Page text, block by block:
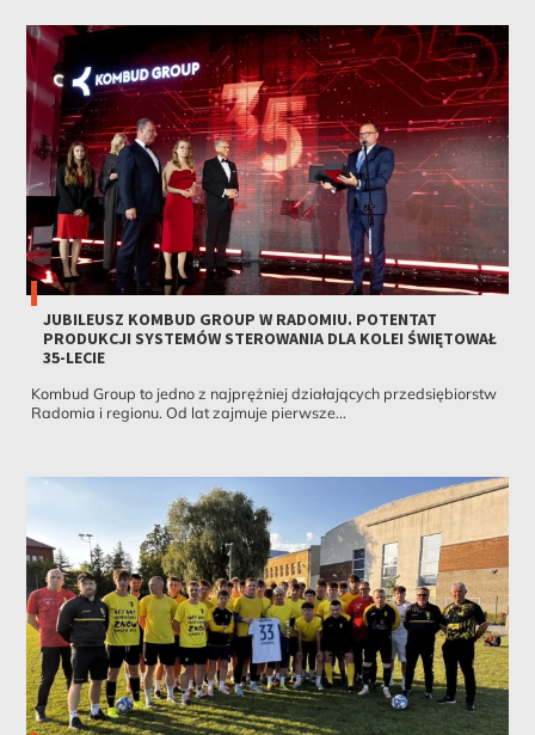
JUBILEUSZ KOMBUD GROUP W RADOMIU. POTENTAT
PRODUKCJI SYSTEMÓW STEROWANIA DLA KOLEI ŚWIĘTOWAŁ
35-LECIE
Kombud Group to jedno z najprężniej działających przedsiębiorstw
Radomia i regionu. Od lat zajmuje pierwsze...